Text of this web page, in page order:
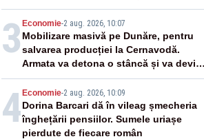
pensii
3 Economie-2 aug. 2026, 10:07
Mobilizare masivă pe Dunăre, pentru
salvarea producției la Cernavodă.
Armata va detona o stâncă și va devia
apa fluviului - IMAGINI AERIENE
4Economie-2 aug. 2026, 10:09
Dorina Barcari dă în vileag șmecheria
înghețării pensiilor. Sumele uriașe
pierdute de fiecare român